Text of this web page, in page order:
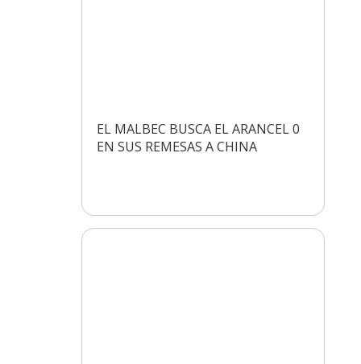
EL MALBEC BUSCA EL ARANCEL 0
EN SUS REMESAS A CHINA